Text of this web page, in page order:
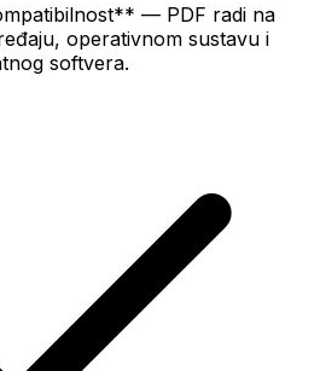
— PDF radi na
operativnom sustavu i
softvera.